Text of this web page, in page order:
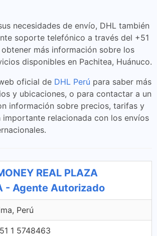
necesidades de envío, DHL también
soporte telefónico a través del +51
más información sobre los
disponibles en Pachitea, Huánuco.
oficial de DHL Perú para saber más
y ubicaciones, o para contactar a un
información sobre precios, tarifas y
relacionada con los envíos
REAL PLAZA
- Agente Autorizado
Perú
1 5748463